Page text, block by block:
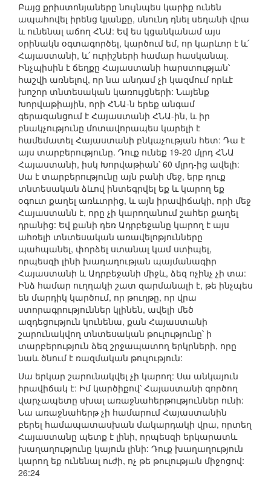
Բայց քրիստոնյաները նույնպես կարիք ունեն
ապահովել իրենց կյանքը, սնունդ դնել սեղանի վրա
և ունենալ աճող ՀՆԱ: Եվ ես կցանկանամ այս
օրինակն օգտագործել, կարծում եմ, որ կարևոր է և՛
Հայաստանի, և՛ ուրիշների համար հասկանալ.
Ինչպիսին է ճեղքը Հայաստանի հարստության՝
հաշվի առնելով, որ նա անդամ չի կազմում որևէ
խոշոր տնտեսական կառույցների: Նայենք
Խորվաթիային, որի ՀՆԱ-ն երեք անգամ
գերազանցում է Հայաստանի ՀՆԱ-ին, և իր
բնակչությունը մոտավորապես կարելի է
համեմատել Հայաստանի բնկաչության հետ: Դա է
այս տարբերությունը. Դուք ունեք 19-20 մլրդ ՀՆԱ
Հայաստանի, իսկ Խորվաթիան՝ 60 մլրդ-ից ավելի:
Սա է տարբերությունը այն բանի մեջ, երբ դուք
տնտեսական ձևով ինտեգրվել եք և կարող եք
օգուտ քաղել առևտրից, և այն իրավիճակի, որի մեջ
Հայաստանն է, որը չի կարողանում շահեր քաղել
դրանից: Եվ քանի դեռ Ադրբեջանը կարող է այս
ահռելի տնտեսական առավելոթյունները
պահպանել, փորձել ստանալ կամ ստիպել,
որպեսզի լինի խաղաղության պայմանագիր
Հայաստանի և Ադրբեջանի միջև, ձեզ ոչինչ չի տա:
Ինձ համար ուղղակի շատ զարմանալի է, թե ինչպես
են մարդիկ կարծում, որ թուղթը, որ վրա
ստորագրություններ կլինեն, ավելի մեծ
ազդեցություն կունենա, քան Հայաստանի
շարունակվող տնտեսական թուլությունը՝ ի
տարբերություն ձեզ շրջապատող երկրների, որը
նաև ծնում է ռազմական թուլություն:
Սա երկար շարունակվել չի կարող: Սա անկայուն
իրավիճակ է: Իմ կարծիքով՝ Հայաստանի գործող
վարչապետը սխալ առաջնահերթություններ ունի:
Նա առաջնահերթ չի համարում Հայաստանին
բերել համապատասխան մակարդակի վրա, որտեղ
Հայաստանը պետք է լինի, որպեսզի երկարատև
խաղաղությունը կայուն լինի: Դուք խաղաղություն
կարող եք ունենալ ուժի, ոչ թե թուլության միջոցով:
26:24